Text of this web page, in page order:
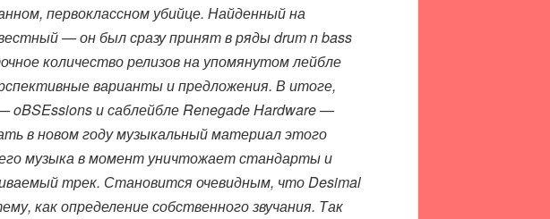
первоклассном убийце. Найденный на
— он был сразу принят в ряды drum n bass
количество релизов на упомянутом лейбле
варианты и предложения. В итоге,
и саблейбле Renegade Hardware —
в новом году музыкальный материал этого
его музыка в момент уничтожает стандарты и
трек. Становится очевидным, что Desimal
как определение собственного звучания. Так